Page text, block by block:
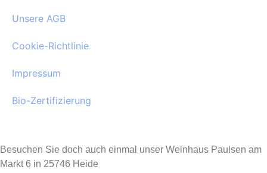
Unsere AGB
Cookie-Richtlinie
Impressum
Bio-Zertifizierung
Besuchen Sie doch auch einmal unser Weinhaus Paulsen am
Markt 6 in 25746 Heide